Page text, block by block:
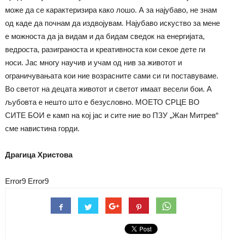
може да се карактеризира како лошо. А за најубаво, не знам
од каде да почнам да издвојувам. Најубаво искуство за мене
е можноста да ја видам и да бидам сведок на енергијата,
ведроста, разиграноста и креативноста кои секое дете ги
носи. Јас многу научив и учам од нив за животот и
ограничувањата кои ние возрасните сами си ги поставуваме.
Во светот на децата животот и светот имаат весели бои. А
љубовта е нешто што е безусловно. МОЕТО СРЦЕ ВО
СИТЕ БОИ е камп на кој јас и сите ние во ПЗУ „Жан Митрев“
сме навистина горди.
Драгица Христова
Error9 Error9